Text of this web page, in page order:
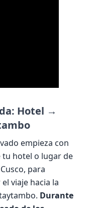
Hotel →
empieza con
tu hotel o lugar de
para
viaje hacia la
Durante